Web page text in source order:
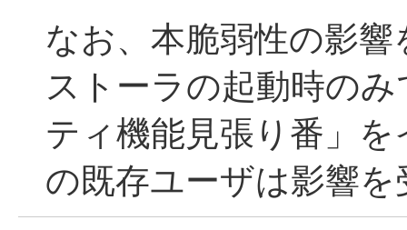
なお、本脆弱性の影
ストーラの起動時の
ティ機能見張り番」
の既存ユーザは影響